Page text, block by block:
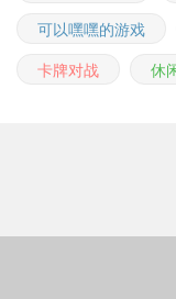
可以嘿嘿的游戏
卡牌对战
休